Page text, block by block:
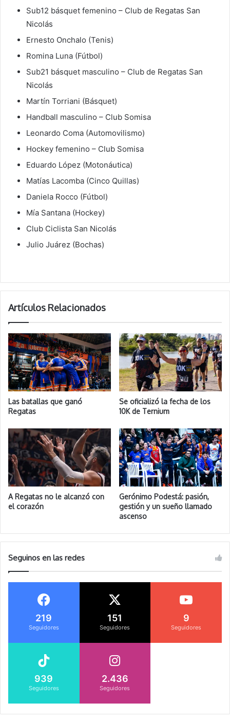
Sub12 básquet femenino – Club de Regatas San
Nicolás
Ernesto Onchalo (Tenis)
Romina Luna (Fútbol)
Sub21 básquet masculino – Club de Regatas San
Nicolás
Martín Torriani (Básquet)
Handball masculino – Club Somisa
Leonardo Coma (Automovilismo)
Hockey femenino – Club Somisa
Eduardo López (Motonáutica)
Matías Lacomba (Cinco Quillas)
Daniela Rocco (Fútbol)
Mía Santana (Hockey)
Club Ciclista San Nicolás
Julio Juárez (Bochas)
Artículos Relacionados
Las batallas que ganó
Regatas
Se oficializó la fecha de los
10K de Ternium
A Regatas no le alcanzó con
el corazón
Gerónimo Podestá: pasión,
gestión y un sueño llamado
ascenso
Seguinos en las redes
219
Seguidores
151
Seguidores
9
Seguidores
939
Seguidores
2.436
Seguidores